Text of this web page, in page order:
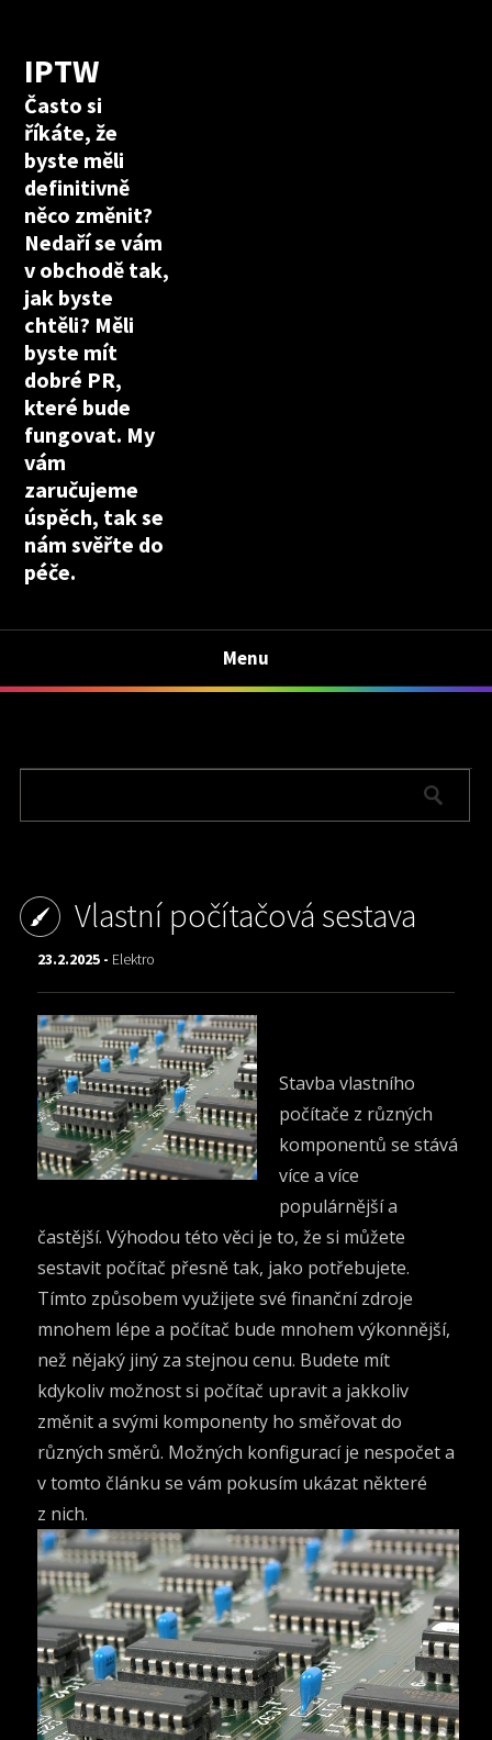
IPTW
Často si
říkáte, že
byste měli
definitivně
něco změnit?
Nedaří se vám
v obchodě tak,
jak byste
chtěli? Měli
byste mít
dobré PR,
které bude
fungovat. My
vám
zaručujeme
úspěch, tak se
nám svěřte do
péče.
Menu
Vlastní počítačová sestava
23.2.2025 - Elektro
Stavba vlastního
počítače z různých
komponentů se stává
více a více
populárnější a
častější. Výhodou této věci je to, že si můžete
sestavit počítač přesně tak, jako potřebujete.
Tímto způsobem využijete své finanční zdroje
mnohem lépe a počítač bude mnohem výkonnější,
než nějaký jiný za stejnou cenu. Budete mít
kdykoliv možnost si počítač upravit a jakkoliv
změnit a svými komponenty ho směřovat do
různých směrů. Možných konfigurací je nespočet a
v tomto článku se vám pokusím ukázat některé
z nich.